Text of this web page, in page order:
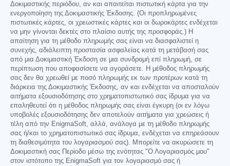
Δοκιμαστικής περιόδου, αν και απαιτείται πιστωτική κάρτα για την
ενεργοποίηση της Δοκιμαστικής Έκδοσης. (Οι προπληρωμένες
πιστωτικές κάρτες, οι χρεωστικές κάρτες και οι δωροκάρτες ενδέχεται
να μην γίνονται δεκτές στο πλαίσιο αυτής της προσφοράς.) Η
απαίτηση για τη μέθοδο πληρωμής σας είναι να διασφαλιστεί η
συνεχής, αδιάλειπτη προστασία ασφαλείας κατά τη μετάβασή σας
από μια Δοκιμαστική Έκδοση σε μια συνδρομή επί πληρωμή, σε
περίπτωση που αποφασίσετε να αγοράσετε. Η μέθοδος πληρωμής
σας δεν θα χρεωθεί με ποσό πληρωμής εκ των προτέρων κατά τη
διάρκεια της Δοκιμαστικής Έκδοσης, αν και ενδέχεται να αποσταλούν
αιτήματα εξουσιοδότησης στο χρηματοπιστωτικό σας ίδρυμα για να
επαληθευτεί ότι η μέθοδος πληρωμής σας είναι έγκυρη (οι εν λόγω
υποβολές εξουσιοδότησης δεν αποτελούν αιτήματα για χρεώσεις ή
τέλη από την EnigmaSoft, αλλά, ανάλογα με τη μέθοδο πληρωμής
σας ή/και το χρηματοπιστωτικό σας ίδρυμα, ενδέχεται να επηρεάσουν
τη διαθεσιμότητα του λογαριασμού σας). Μπορείτε να ακυρώσετε τη
Δοκιμαστική σας Περίοδο μέσω της ενότητας "Ο Λογαριασμός μου"
στον ιστότοπο της EnigmaSoft για τον λογαριασμό σας ή